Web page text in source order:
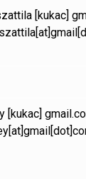
[kukac]
[kukac]